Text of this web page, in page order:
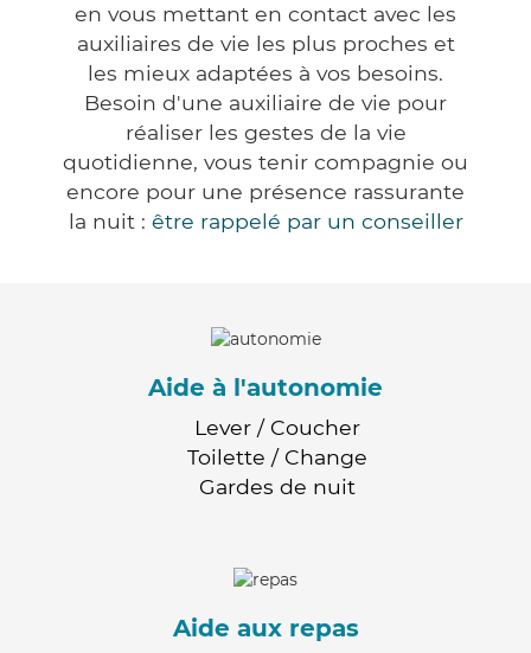
en vous mettant en contact avec les
auxiliaires de vie les plus proches et
les mieux adaptées à vos besoins.
Besoin d'une auxiliaire de vie pour
réaliser les gestes de la vie
quotidienne, vous tenir compagnie ou
encore pour une présence rassurante
la nuit : être rappelé par un conseiller
Aide à l'autonomie
Lever / Coucher
Toilette / Change
Gardes de nuit
Aide aux repas